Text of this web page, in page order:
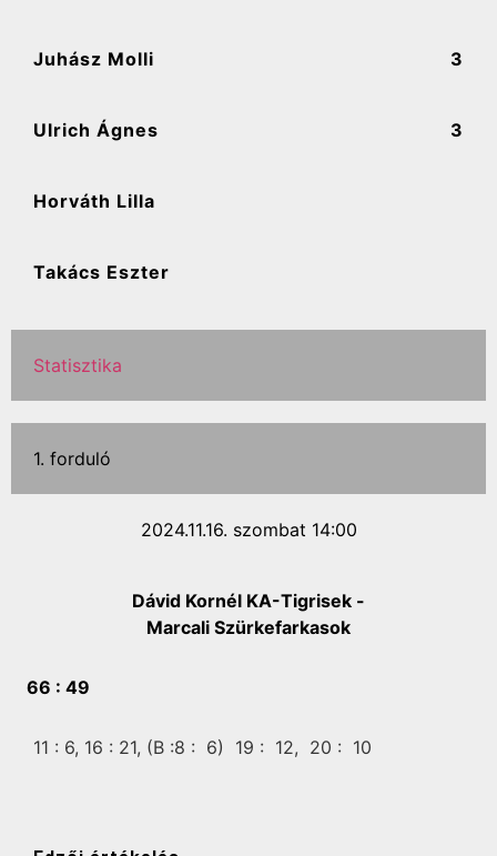
Juhász Molli 3
Ulrich Ágnes 3
Horváth Lilla
Takács Eszter
Statisztika
1. forduló
2024.11.16. szombat 14:00
Dávid Kornél KA-Tigrisek -
Marcali Szürkefarkasok
66 : 49
11 : 6, 16 : 21, (B :8 : 6) 19 : 12, 20 : 10